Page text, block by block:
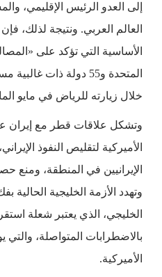
إلى العدو الرئيس الإقليمي،
العالم العربي. ونتيجة لذلك،
الأساسية التي تؤكد على
المتحدة و55 دولة ذات
خلال زيارته للرياض في مايو
وتشكل علاقات قطر مع إيران
الأميركية لتقليص النفوذ
الإيرانيين في المنطقة، ومنع
وتهدد الأزمة الخليجية
الخليجي، الذي يعتبر شعلة
بالاضطرابات المتواصلة، والتي
الأميركية.